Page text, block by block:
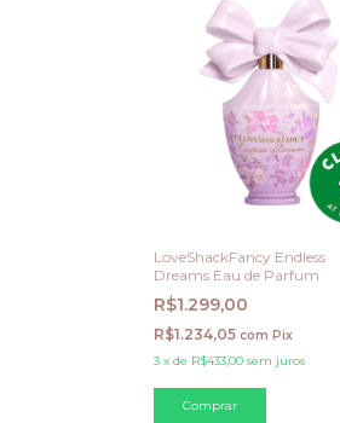
LoveShackFancy Endless
Dreams Eau de Parfum
R$1.299,00
R$1.234,05 com Pix
3 x de R$433,00 sem juros